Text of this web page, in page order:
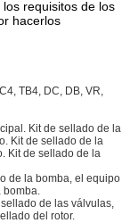
requisitos de los
hacerlos
TB4, DC, DB, VR,
Kit de sellado de la
Kit de sellado de la
Kit de sellado de la
de la bomba, el equipo
bomba.
de las válvulas,
del rotor.